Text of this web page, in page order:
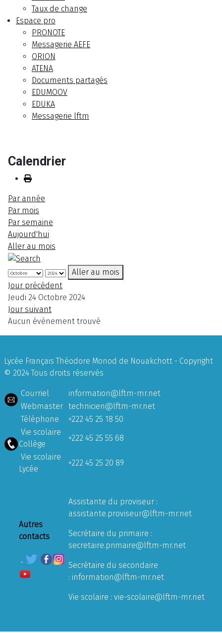
Taux de change
Espace pro
PRONOTE
Messagerie AEFE
ORION
ATENA
Documents partagés
EDUMOOV
EDUKA
Messagerie lftm
Calendrier
Par année
Par mois
Par semaine
Aujourd'hui
Aller au mois
Aller au mois
Jour précédent
Jeudi 24 Octobre 2024
Jour suivant
Aucun évènement trouvé
Lycée Français Théodore Monod de Nouakchott - Copyright
© 2024 Tous droits réservés
Courriel
information@lftm-mr.net
Webmaster technicien@lftm-mr.net
Téléphone
+222 45 25 18 50
Vie scolaire
Collège
+222 45 25 55 68
Vie scolaire
Lycée
+222 45 25 20 89
Autres
contacts
Assistante du proviseur :
assistante.proviseur@lftm-mr.net
Secrétaire du primaire :
secretaire.primaire@lftm-mr.net
Secrétaire du secondaire
: information@lftm-mr.net
Vie scolaire : vie-scolaire@lftm-mr.net